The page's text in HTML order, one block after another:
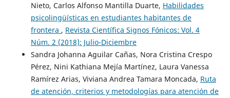
Nieto, Carlos Alfonso Mantilla Duarte, Habilidades
psicolingüísticas en estudiantes habitantes de
frontera , Revista Científica Signos Fónicos: Vol. 4
Núm. 2 (2018): Julio-Diciembre
Sandra Johanna Aguilar Cañas, Nora Cristina Crespo
Pérez, Nini Kathiana Mejía Martínez, Laura Vanessa
Ramírez Arias, Viviana Andrea Tamara Moncada, Ruta
de atención, criterios y metodologías para atención de